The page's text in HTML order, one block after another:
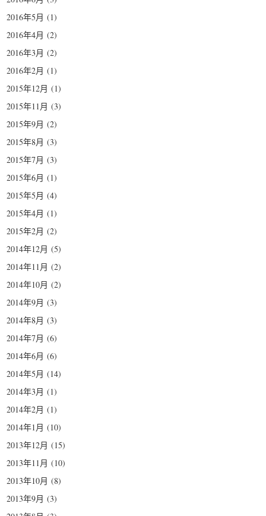
2016年5月 (1)
2016年4月 (2)
2016年3月 (2)
2016年2月 (1)
2015年12月 (1)
2015年11月 (3)
2015年9月 (2)
2015年8月 (3)
2015年7月 (3)
2015年6月 (1)
2015年5月 (4)
2015年4月 (1)
2015年2月 (2)
2014年12月 (5)
2014年11月 (2)
2014年10月 (2)
2014年9月 (3)
2014年8月 (3)
2014年7月 (6)
2014年6月 (6)
2014年5月 (14)
2014年3月 (1)
2014年2月 (1)
2014年1月 (10)
2013年12月 (15)
2013年11月 (10)
2013年10月 (8)
2013年9月 (3)